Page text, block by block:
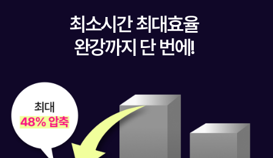
최소시간 최대효율
완강까지 단 번에!